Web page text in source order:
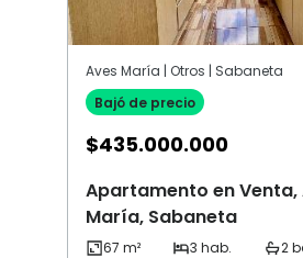
Aves María | Otros | Sabaneta
Bajó de precio
$435.000.000
Apartamento en Venta,
María, Sabaneta